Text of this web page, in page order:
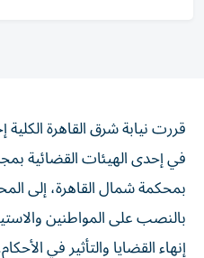
في إحدى الهيئات القضائية
بمحكمة شمال القاهرة، إلى
بالنصب على المواطنين
إنهاء القضايا والتأثير في